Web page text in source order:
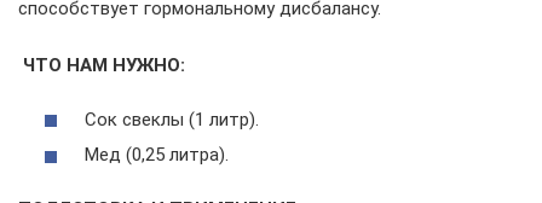
способствует гормональному дисбалансу.
ЧТО НАМ НУЖНО:
Сок свеклы (1 литр).
Мед (0,25 литра).